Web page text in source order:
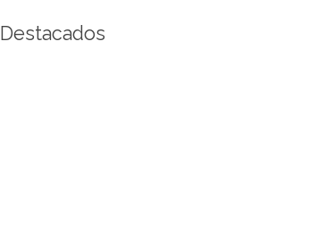
Destacados